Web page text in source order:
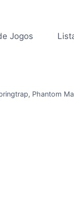
Jogos
Phantom